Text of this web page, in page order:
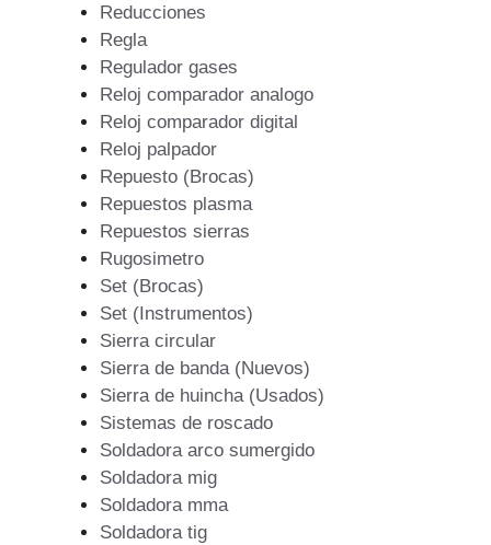
Reducciones
Regla
Regulador gases
Reloj comparador analogo
Reloj comparador digital
Reloj palpador
Repuesto (Brocas)
Repuestos plasma
Repuestos sierras
Rugosimetro
Set (Brocas)
Set (Instrumentos)
Sierra circular
Sierra de banda (Nuevos)
Sierra de huincha (Usados)
Sistemas de roscado
Soldadora arco sumergido
Soldadora mig
Soldadora mma
Soldadora tig